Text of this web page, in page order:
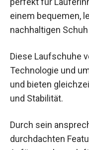
einem bequemen,
nachhaltigen
Technologie und
und bieten
und Stabilität.
die durchdachten
sowohl für